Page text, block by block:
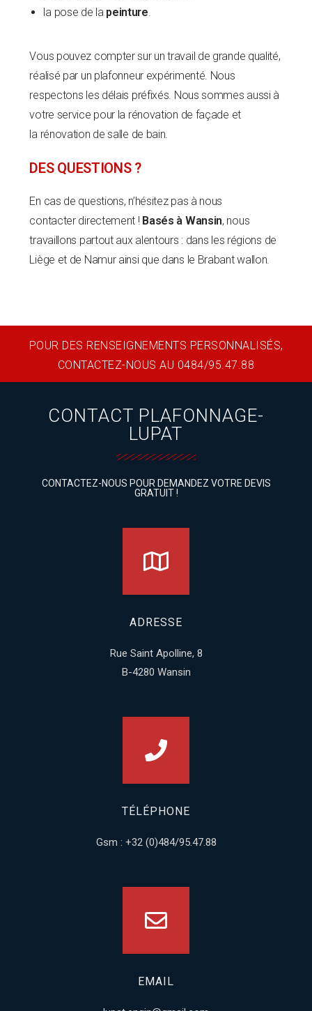
la pose de la peinture
Vous pouvez compter sur un travail de grande qualité,
réalisé par un plafonneur expérimenté. Nous
respectons les délais préfixés. Nous sommes aussi à
votre service pour la rénovation de façade et
la rénovation de salle de bain.
DES QUESTIONS ?
En cas de questions, n’hésitez pas à nous
contacter directement ! Basés à Wansin, nous
travaillons partout aux alentours : dans les régions de
Liège et de Namur ainsi que dans le Brabant wallon.
POUR DES RENSEIGNEMENTS PERSONNALISÉS,
CONTACTEZ-NOUS AU 0484/95.47.88
CONTACT PLAFONNAGE-
LUPAT
CONTACTEZ-NOUS POUR DEMANDEZ VOTRE DEVIS
GRATUIT !
ADRESSE
Rue Saint Apolline, 8
B-4280 Wansin
TÉLÉPHONE
Gsm : +32 (0)484/95.47.88
EMAIL